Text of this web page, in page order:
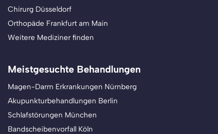
Chirurg Düsseldorf
Orthopäde Frankfurt am Main
Weitere Mediziner finden
Meistgesuchte Behandlungen
Magen-Darm Erkrankungen Nürnberg
Akupunkturbehandlungen Berlin
Schlafstörungen München
Bandscheibenvorfall Köln